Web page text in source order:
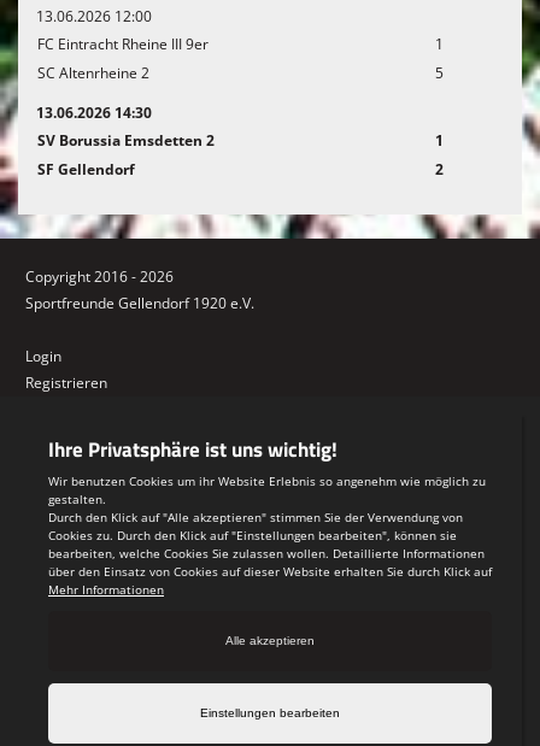
13.06.2026 12:00
FC Eintracht Rheine III 9er
1
SC Altenrheine 2
5
13.06.2026 14:30
SV Borussia Emsdetten 2
1
SF Gellendorf
2
Copyright 2016 - 2026
Sportfreunde Gellendorf 1920 e.V.
Login
Registrieren
Datenschutzerklärung
Teamsports 2
Dein Sportverein online